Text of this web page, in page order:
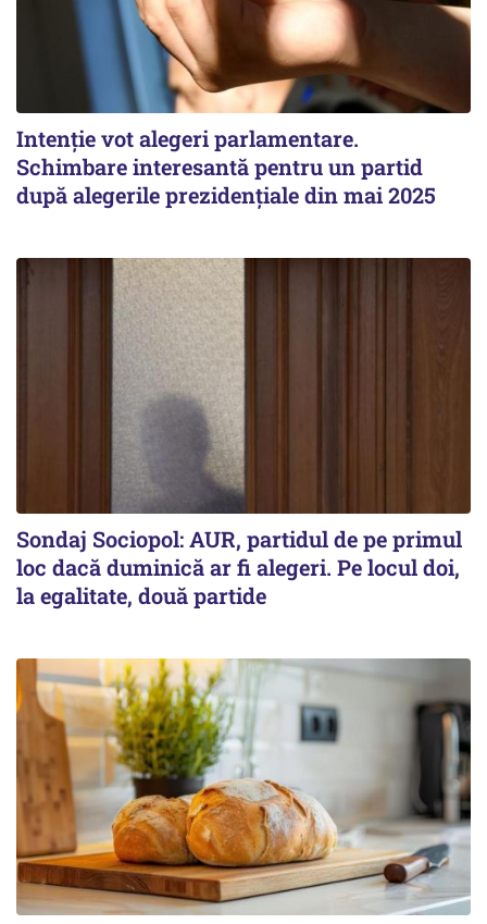
Intenție vot alegeri parlamentare.
Schimbare interesantă pentru un partid
după alegerile prezidențiale din mai 2025
Sondaj Sociopol: AUR, partidul de pe primul
loc dacă duminică ar fi alegeri. Pe locul doi,
la egalitate, două partide